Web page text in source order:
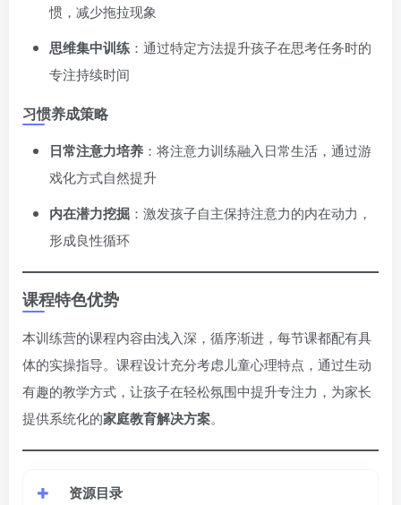
惯，减少拖拉现象
思维集中训练 ：通过特定方法提升孩子在思考任务时的
专注持续时间
习惯养成策略
日常注意力培养 ：将注意力训练融入日常生活，通过游
戏化方式自然提升
内在潜力挖掘 ：激发孩子自主保持注意力的内在动力，
形成良性循环
课程特色优势
本训练营的课程内容由浅入深，循序渐进，每节课都配有具
体的实操指导。课程设计充分考虑儿童心理特点，通过生动
有趣的教学方式，让孩子在轻松氛围中提升专注力，为家长
提供系统化的家庭教育解决方案。
资源目录